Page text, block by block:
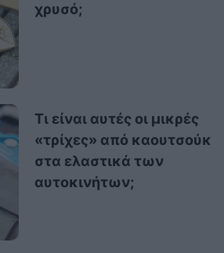
χρυσό;
Τι είναι αυτές οι μικρές
«τρίχες» από καουτσούκ
στα ελαστικά των
αυτοκινήτων;